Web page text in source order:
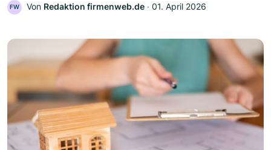
FW Von Redaktion firmenweb.de ‧ 01. April 2026